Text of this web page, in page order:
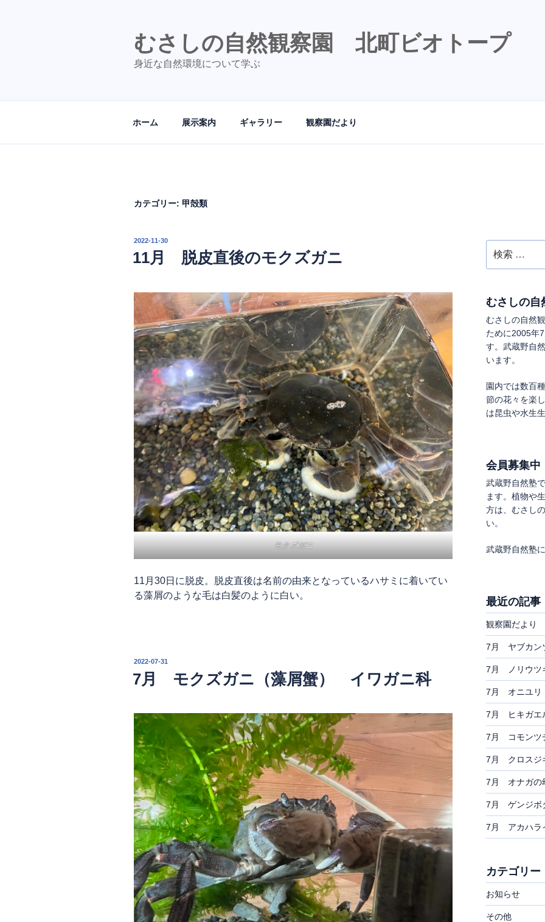
むさしの自然観察園 北町ビオトープ
身近な自然環境について学ぶ
ホーム 展示案内 ギャラリー 観察園だより
カテゴリー: 甲殻類
投
2022-11-30
11月 脱皮直後のモクズガニ
モクズガニ
11月30日に脱皮。脱皮直後は名前の由来となっているハサミに着いてい
る藻屑のような毛は白髪のように白い。
投
日:
2022-07-31
7月 モクズガニ（藻屑蟹） イワガニ科
索:
むさしの自
むさしの自然
ために2005年
す。武蔵野自
います。
園内では数百
節の花々を楽
は昆虫や水生
会員募集中
武蔵野自然塾
ます。植物や
方は、むさし
い。
武蔵野自然塾
最近の記事
観察園だより
7月 ヤブカン
7月 ノリウツ
7月 オニユリ
7月 ヒキガエ
7月 コモンツ
7月 クロスジ
7月 オナガの
7月 ゲンジボ
7月 アカハラ
カテゴリー
お知らせ
その他